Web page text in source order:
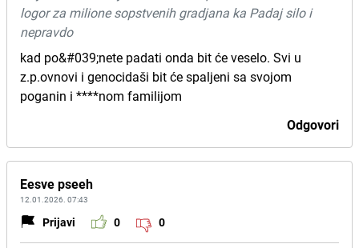
logor za milione sopstvenih gradjana ka Padaj silo i
nepravdo
kad po&#039;nete padati onda bit će veselo. Svi u
z.p.ovnovi i genocidaši bit će spaljeni sa svojom
poganin i ****nom familijom
Odgovori
Eesve pseeh
12.01.2026. 07:43
Prijavi 0 0